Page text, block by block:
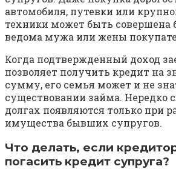
автомобиля, путевки или
техники может быть совершена
ведома мужа или жены
Когда подтвержденный доход
позволяет получить кредит на
сумму, его семья может и не
существовании займа. Нередко
долгах появляются только при
имущества бывших супругов.
Что делать, если
погасить кредит супруга?